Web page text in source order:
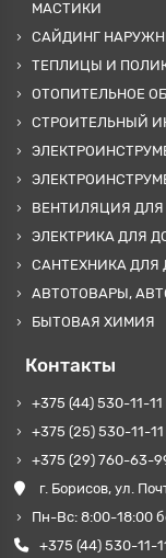
МАСТИКИ
САЙДИНГ
ТЕПЛИЦЫ И
ОТОПИТЕЛЬНОЕ
СТРОИТЕЛЬНЫЙ
ВЕНТИЛЯЦИЯ
ЭЛЕКТРИКА ДЛЯ
САНТЕХНИКА ДЛЯ
АВТОТОВАРЫ,
БЫТОВАЯ ХИМИЯ
Контакты
+375 (44) 530-11-11
+375 (25) 530-11-11
+375 (29) 760-63-
г. Борисов, ул.
Пн-Вс: 8:00-18:00
+375 (44) 530-11-